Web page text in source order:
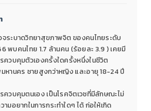
จระบาดวิทยาสุขภาพจิต ของคนไทยระดับ
พบคนไทย 1.7 ล้านคน (ร้อยละ 3.9 ) เคยมี
ควบคุมตัวเองครั้งใดครั้งหนึ่งในชีวิต
หานคร ชายสูงกว่าหญิง และอายุ 18-24 ปี
ควบคุมตนเอง เป็นโรคจิตเวชที่มีลักษณะไม่
มอยากในการกระทำใดๆ ได้ ก่อให้เกิด